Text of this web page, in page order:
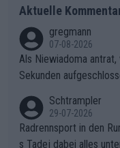
Aktuelle
gregmann
07-08-2026
Als Niewiadoma
Sekunden
ering die 7 Sekunden
d den Abstand hat
Fehler, der den Tour
Schtrampler
29-07-2026
Radrennsport in den
s Tadej dabei alles